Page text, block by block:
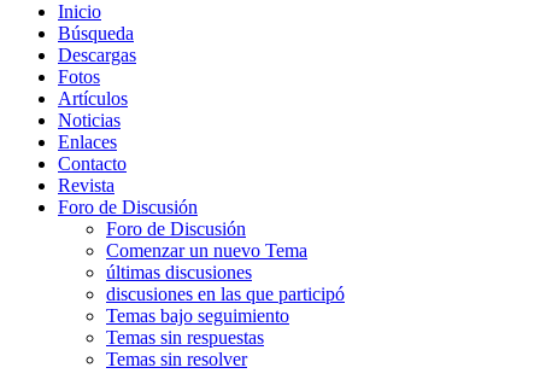
Inicio
Búsqueda
Descargas
Fotos
Artículos
Noticias
Enlaces
Contacto
Revista
Foro de Discusión
Foro de Discusión
Comenzar un nuevo Tema
últimas discusiones
discusiones en las que participó
Temas bajo seguimiento
Temas sin respuestas
Temas sin resolver